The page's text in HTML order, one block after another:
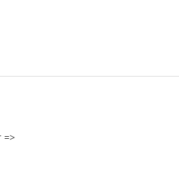
=>